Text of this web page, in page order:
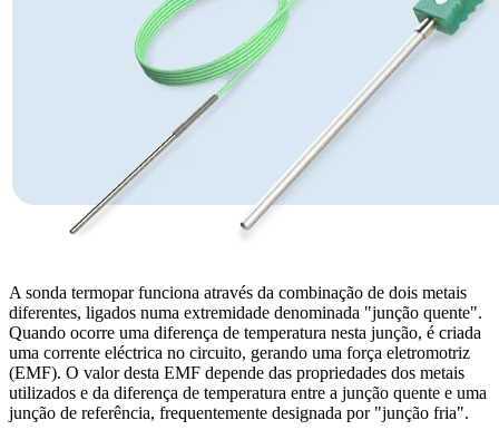
A sonda termopar funciona através da combinação de dois metais
diferentes, ligados numa extremidade denominada "junção quente".
Quando ocorre uma diferença de temperatura nesta junção, é criada
uma corrente eléctrica no circuito, gerando uma força eletromotriz
(EMF). O valor desta EMF depende das propriedades dos metais
utilizados e da diferença de temperatura entre a junção quente e uma
junção de referência, frequentemente designada por "junção fria".